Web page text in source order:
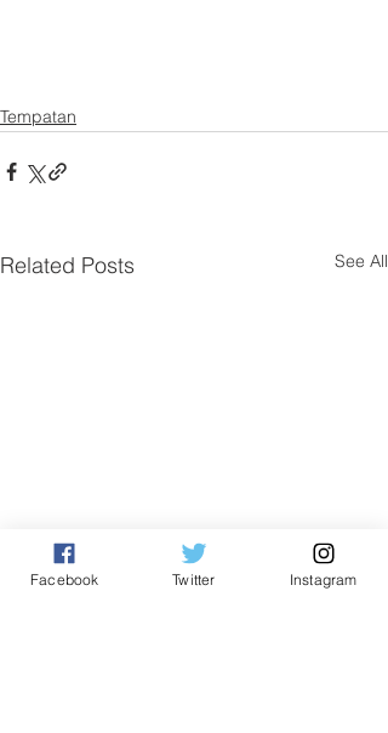
Tempatan
Related Posts See All
Facebook Twitter Instagram